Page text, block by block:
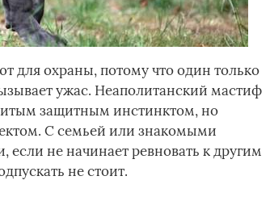
для охраны, потому что один только
ужас. Неаполитанский мастиф
защитным инстинктом, но
С семьей или знакомыми
если не начинает ревновать к другим
не стоит.